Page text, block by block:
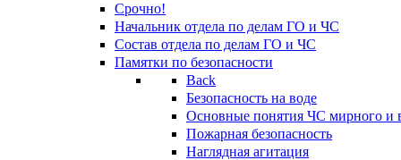
Срочно!
Начальник отдела по делам ГО и ЧС
Состав отдела по делам ГО и ЧС
Памятки по безопасности
Back
Безопасность на воде
Основные понятия ЧС мирного и
Пожарная безопасность
Наглядная агитация